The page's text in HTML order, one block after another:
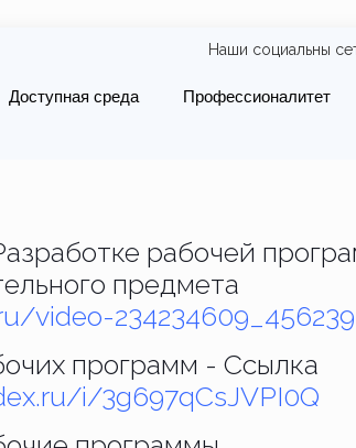
Наши социальны
Доступная среда Профессионалитет
рабочей
предмета
video-
программ - Ссылка
i/3g697qCsJVPI0Q